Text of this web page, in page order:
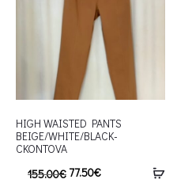
HIGH WAISTED PANTS
BEIGE/WHITE/BLACK-
CKONTOVA
155.00€ 77.50€